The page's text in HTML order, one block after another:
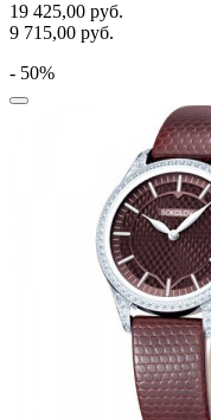
19 425,00 руб.
9 715,00 руб.
- 50%